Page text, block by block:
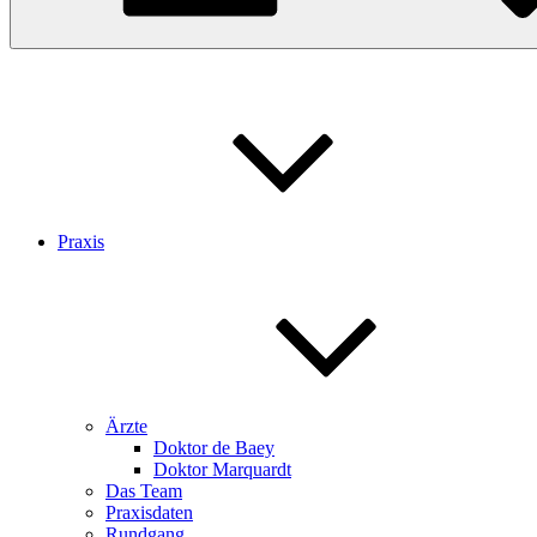
Praxis
Ärzte
Doktor de Baey
Doktor Marquardt
Das Team
Praxisdaten